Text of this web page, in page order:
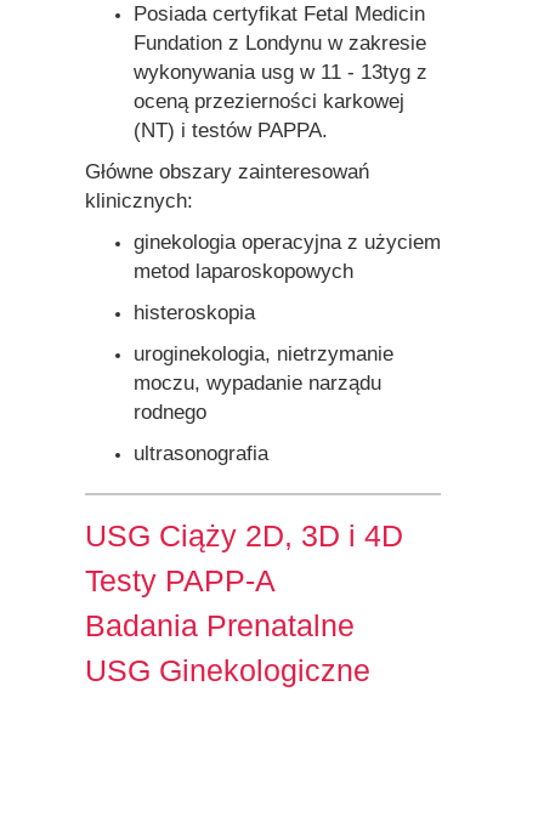
Posiada certyfikat Fetal Medicin
Fundation z Londynu w zakresie
wykonywania usg w 11 - 13tyg z
oceną przezierności karkowej
(NT) i testów PAPPA.
Główne obszary zainteresowań
klinicznych:
ginekologia operacyjna z użyciem
metod laparoskopowych
histeroskopia
uroginekologia, nietrzymanie
moczu, wypadanie narządu
rodnego
ultrasonografia
USG Ciąży 2D, 3D i 4D
Testy PAPP-A
Badania Prenatalne
USG Ginekologiczne